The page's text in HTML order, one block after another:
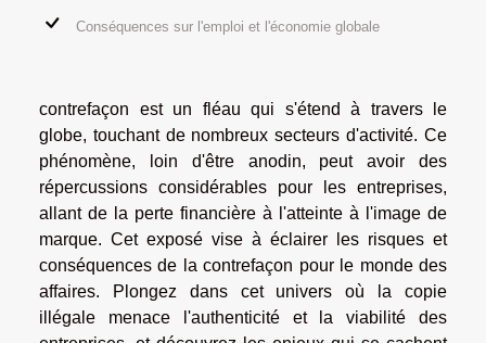
Conséquences sur l'emploi et l'économie globale
contrefaçon est un fléau qui s'étend à travers le
globe, touchant de nombreux secteurs d'activité. Ce
phénomène, loin d'être anodin, peut avoir des
répercussions considérables pour les entreprises,
allant de la perte financière à l'atteinte à l'image de
marque. Cet exposé vise à éclairer les risques et
conséquences de la contrefaçon pour le monde des
affaires. Plongez dans cet univers où la copie
illégale menace l'authenticité et la viabilité des